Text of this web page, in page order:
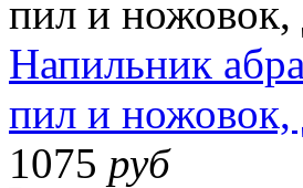
Напильник
пил и
1075 руб